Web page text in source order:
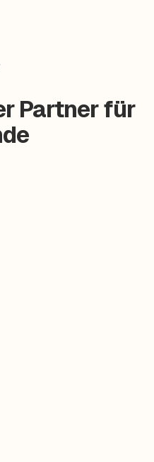
Partner für